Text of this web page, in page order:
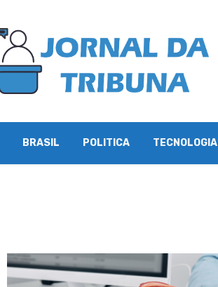
BRASIL POLITICA TECNOLOGIA